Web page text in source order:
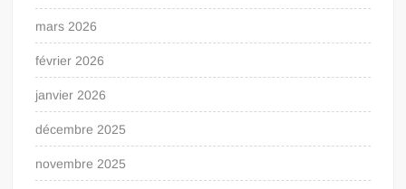
mars 2026
février 2026
janvier 2026
décembre 2025
novembre 2025